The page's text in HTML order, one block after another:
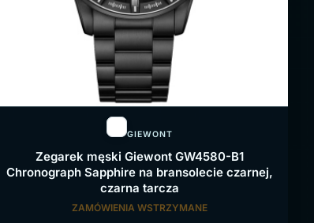
GIEWONT
Zegarek męski Giewont GW4580-B1
Chronograph Sapphire na bransolecie czarnej,
czarna tarcza
ZAMÓWIENIA WSTRZYMANE